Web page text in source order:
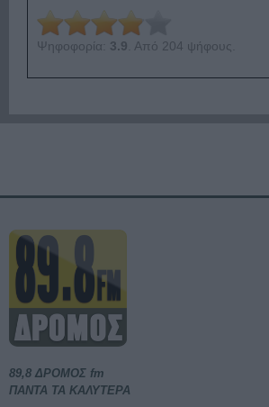
Ψηφοφορία: 3.9 . Από 204 ψήφους.
89,8 ΔΡΟΜΟΣ fm
ΠΑΝΤΑ ΤΑ ΚΑΛΥΤΕΡΑ